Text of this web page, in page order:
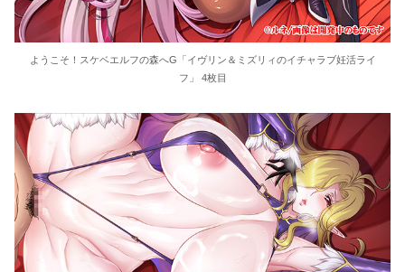
ようこそ！スケベエルフの森へG「イヴリン＆ミズリィのイチャラブ妊活ライ
フ」 4枚目